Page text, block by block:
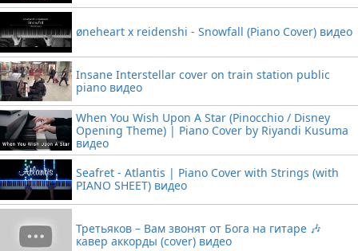
øneheart x reidenshi - Snowfall (Piano Cover) видео
Insane Interstellar cover on train station public
piano видео
When You Wish Upon A Star (Pinocchio / Disney
Opening Theme) | Piano Cover by Riyandi Kusuma
видео
Seafret - Atlantis | Piano Cover with Strings (with
PIANO SHEET) видео
Третьяков – Вам звонят от Бога на гитаре 🎶
кавер аккорды (cover) видео